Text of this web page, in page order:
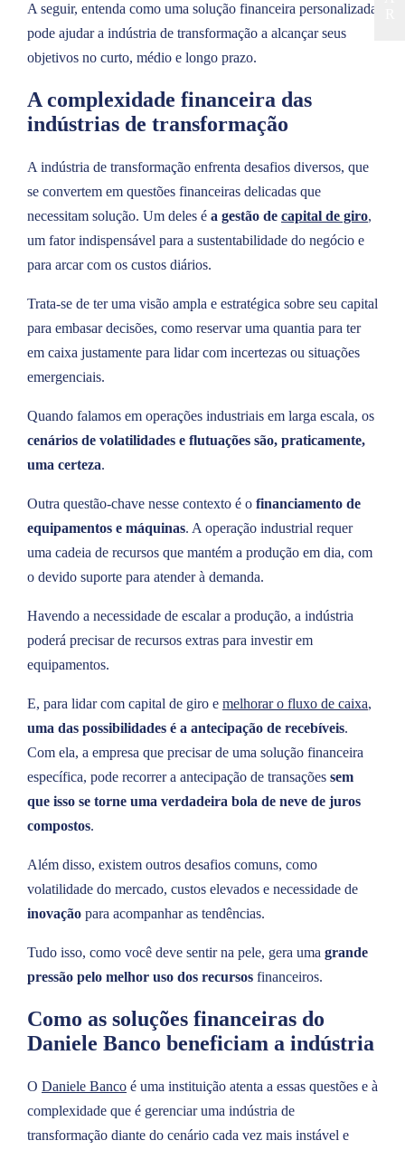
A seguir, entenda como uma solução financeira personalizada
pode ajudar a indústria de transformação a alcançar seus
objetivos no curto, médio e longo prazo.
A complexidade financeira das
indústrias de transformação
A indústria de transformação enfrenta desafios diversos, que
se convertem em questões financeiras delicadas que
necessitam solução. Um deles é a gestão de capital de giro,
um fator indispensável para a sustentabilidade do negócio e
para arcar com os custos diários.
Trata-se de ter uma visão ampla e estratégica sobre seu capital
para embasar decisões, como reservar uma quantia para ter
em caixa justamente para lidar com incertezas ou situações
emergenciais.
Quando falamos em operações industriais em larga escala, os
cenários de volatilidades e flutuações são, praticamente,
uma certeza.
Outra questão-chave nesse contexto é o financiamento de
equipamentos e máquinas. A operação industrial requer
uma cadeia de recursos que mantém a produção em dia, com
o devido suporte para atender à demanda.
Havendo a necessidade de escalar a produção, a indústria
poderá precisar de recursos extras para investir em
equipamentos.
E, para lidar com capital de giro e melhorar o fluxo de caixa,
uma das possibilidades é a antecipação de recebíveis.
Com ela, a empresa que precisar de uma solução financeira
específica, pode recorrer a antecipação de transações sem
que isso se torne uma verdadeira bola de neve de juros
compostos.
Além disso, existem outros desafios comuns, como
volatilidade do mercado, custos elevados e necessidade de
inovação para acompanhar as tendências.
Tudo isso, como você deve sentir na pele, gera uma grande
pressão pelo melhor uso dos recursos financeiros.
Como as soluções financeiras do
Daniele Banco beneficiam a indústria
O Daniele Banco é uma instituição atenta a essas questões e à
complexidade que é gerenciar uma indústria de
transformação diante do cenário cada vez mais instável e